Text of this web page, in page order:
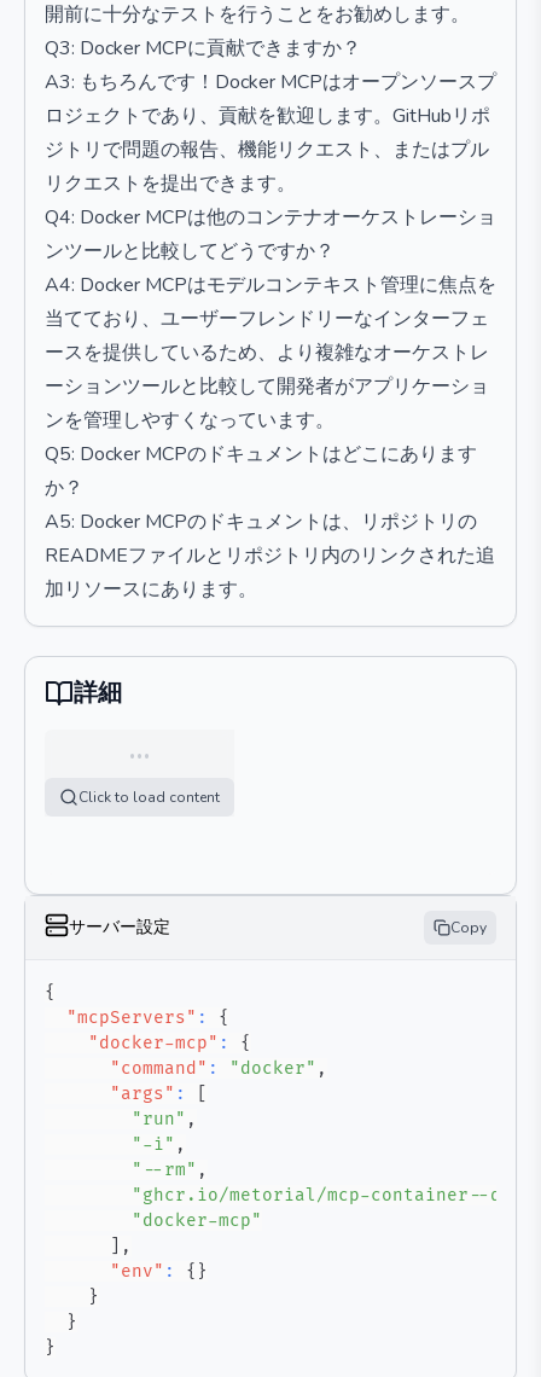
開前に十分なテストを行うことをお勧めします。
Q3: Docker MCPに貢献できますか？
A3: もちろんです！Docker MCPはオープンソースプ
ロジェクトであり、貢献を歓迎します。GitHubリポ
ジトリで問題の報告、機能リクエスト、またはプル
リクエストを提出できます。
Q4: Docker MCPは他のコンテナオーケストレーショ
ンツールと比較してどうですか？
A4: Docker MCPはモデルコンテキスト管理に焦点を
当てており、ユーザーフレンドリーなインターフェ
ースを提供しているため、より複雑なオーケストレ
ーションツールと比較して開発者がアプリケーショ
ンを管理しやすくなっています。
Q5: Docker MCPのドキュメントはどこにあります
か？
A5: Docker MCPのドキュメントは、リポジトリの
READMEファイルとリポジトリ内のリンクされた追
加リソースにあります。
詳細
…
Click to load content
サーバー設定 Copy
{
"mcpServers" :
{
"docker-mcp" :
{
"command" : "docker" ,
"args" :
"run" ,
"-i" ,
"--rm" ,
"ghcr.io/metorial/mcp-container--
"docker-mcp"
,
"env" : { }
}
}
}